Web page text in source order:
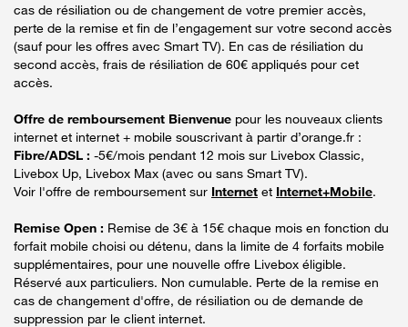
cas de résiliation ou de changement de votre premier accès,
perte de la remise et fin de l’engagement sur votre second accès
(sauf pour les offres avec Smart TV). En cas de résiliation du
second accès, frais de résiliation de 60€ appliqués pour cet
accès.
Offre de remboursement Bienvenue pour les nouveaux clients
internet et internet + mobile souscrivant à partir d’orange.fr :
Fibre/ADSL : -5€/mois pendant 12 mois sur Livebox Classic,
Livebox Up, Livebox Max (avec ou sans Smart TV).
Voir l'offre de remboursement sur Internet et Internet+Mobile.
Remise Open : Remise de 3€ à 15€ chaque mois en fonction du
forfait mobile choisi ou détenu, dans la limite de 4 forfaits mobile
supplémentaires, pour une nouvelle offre Livebox éligible.
Réservé aux particuliers. Non cumulable. Perte de la remise en
cas de changement d'offre, de résiliation ou de demande de
suppression par le client internet.